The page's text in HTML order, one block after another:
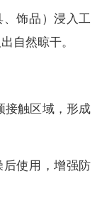
饰品）浸入工
自然晾干。
接触区域，形成
使用，增强防